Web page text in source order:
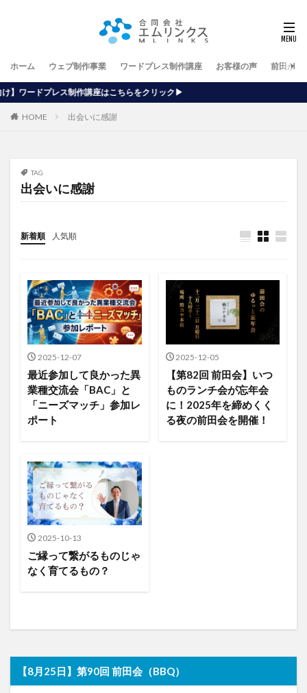
ホーム ウェブ制作事業 ワードプレス制作講座 お客様の声 前田が行
座はこちらをクリック▶
HOME 出会いに感謝
TAG
出会いに感謝
新着順 人気順
2025-12-07
最近参加して良かった異
業種交流会「BAC」と
「ニーズマッチ」参加レ
ポート
2025-12-05
【第82回 前田会】いつ
ものランチ会が忘年会
に！2025年を締めくく
る夜の前田会を開催！
2025-10-13
ご縁って繋がるものじゃ
なく育てるもの？
【8月25日】第90回 前田会（BBQ）